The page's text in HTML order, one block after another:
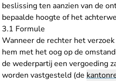
beslissing ten aanzien van de
bepaalde hoogte of het
3.1 Formule
Wanneer de rechter het
hem met het oog op de
de wederpartij een vergoeding
worden vastgesteld (de